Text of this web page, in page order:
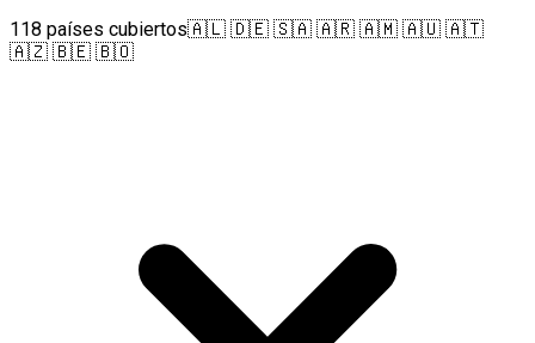
118 países cubiertos🇦🇱 🇩🇪 🇸🇦 🇦🇷 🇦🇲 🇦🇺 🇦🇹
🇦🇿 🇧🇪 🇧🇴